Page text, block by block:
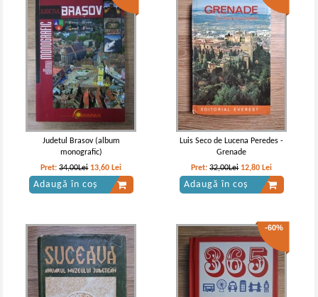
Judetul Brasov (album
monografic)
Pret:34,00Lei 13,60 Lei
Adaugă în coș
Luis Seco de Lucena Peredes -
Grenade
Pret:32,00Lei 12,80 Lei
Adaugă în coș
-60%